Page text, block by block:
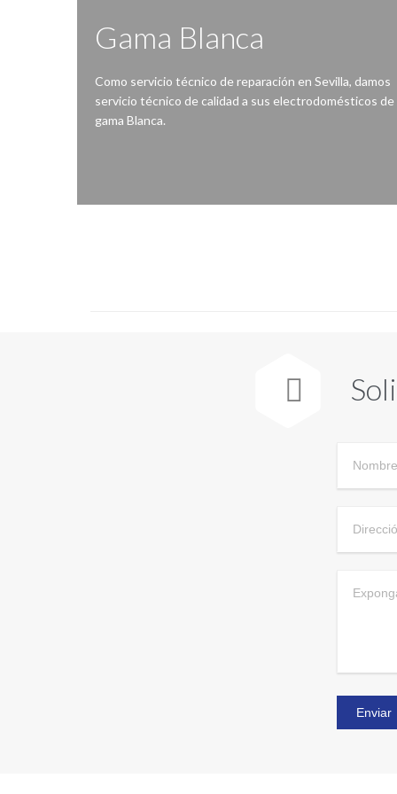
Gama Blanca
Como servicio técnico de reparación en Sevilla, damos
servicio técnico de calidad a sus electrodomésticos de
gama Blanca.
